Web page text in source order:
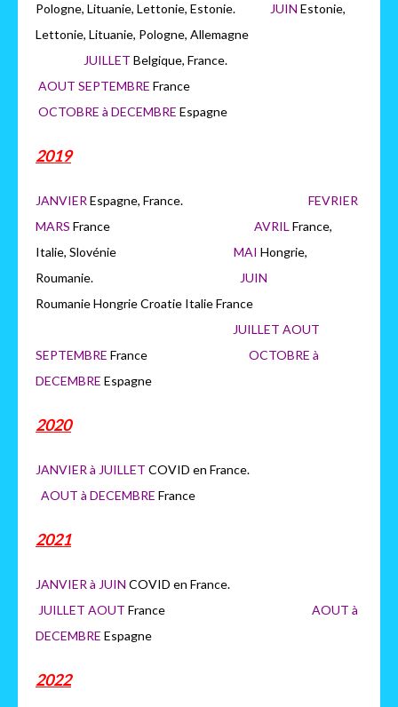
Pologne, Lituanie, Lettonie, Estonie.
JUIN Estonie,
Lettonie, Lituanie, Pologne, Allemagne
JUILLET Belgique, France.
AOUT SEPTEMBRE France
OCTOBRE à DECEMBRE Espagne
2019
JANVIER Espagne, France. FEVRIER
MARS France AVRIL France,
Italie, Slovénie MAI Hongrie,
Roumanie.
JUIN
Roumanie Hongrie Croatie Italie France
JUILLET AOUT
SEPTEMBRE France OCTOBRE à
DECEMBRE Espagne
2020
JANVIER à JUILLET COVID en France.
AOUT à DECEMBRE France
2021
JANVIER à JUIN COVID en France.
JUILLET AOUT France AOUT à
DECEMBRE Espagne
2022